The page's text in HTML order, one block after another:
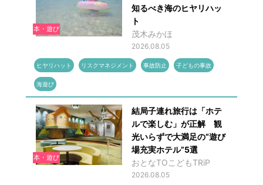
本・遊び
知るべき海のヒヤリハッ
ト
茂木みかほ
2026.08.05
ヒヤリハット リスクマネジメント 事故防止 子どもの事故
海遊び
本・遊び
結局子連れ旅行は「ホテ
ルで楽しむ」が正解 観
光いらずで大満足の“遊び
場充実ホテル”5選
おとなTOこどもTRiP
2026.08.05